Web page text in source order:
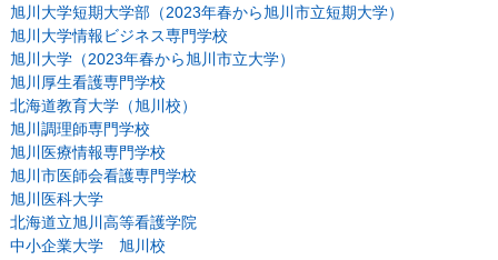
旭川大学短期大学部（2023年春から旭川市立短期大学）
旭川大学情報ビジネス専門学校
旭川大学（2023年春から旭川市立大学）
旭川厚生看護専門学校
北海道教育大学（旭川校）
旭川調理師専門学校
旭川医療情報専門学校
旭川市医師会看護専門学校
旭川医科大学
北海道立旭川高等看護学院
中小企業大学 旭川校